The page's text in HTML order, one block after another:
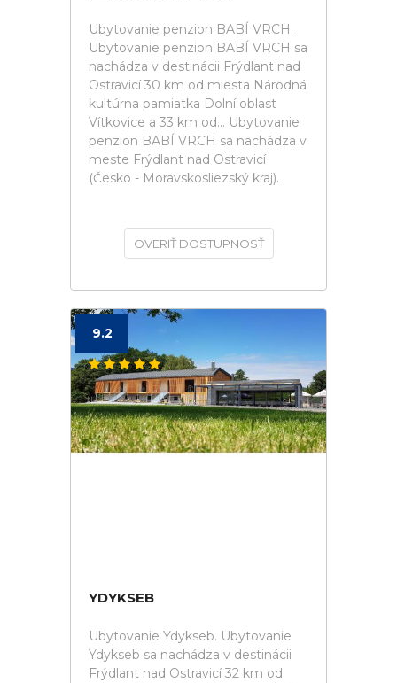
Ubytovanie penzion BABÍ VRCH.
Ubytovanie penzion BABÍ VRCH sa
nachádza v destinácii Frýdlant nad
Ostravicí 30 km od miesta Národná
kultúrna pamiatka Dolní oblast
Vítkovice a 33 km od... Ubytovanie
penzion BABÍ VRCH sa nachádza v
meste Frýdlant nad Ostravicí
(Česko - Moravskosliezský kraj).
OVERIŤ DOSTUPNOSŤ
9.2
YDYKSEB
Ubytovanie Ydykseb. Ubytovanie
Ydykseb sa nachádza v destinácii
Frýdlant nad Ostravicí 32 km od